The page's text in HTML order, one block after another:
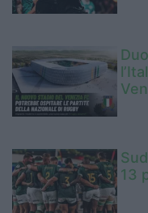
13